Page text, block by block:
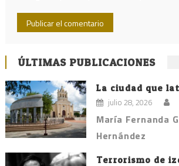
ÚLTIMAS PUBLICACIONES
La ciudad que
julio 28, 2026
María Fernanda
Hernández
Terrorismo de